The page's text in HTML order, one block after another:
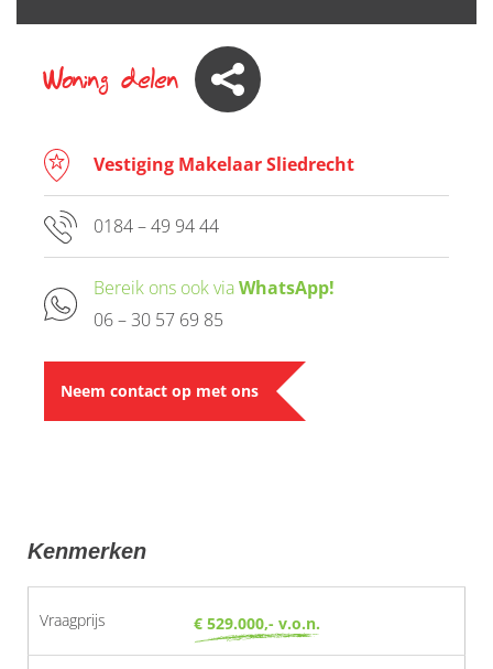
Woning delen
Vestiging Makelaar Sliedrecht
0184 – 49 94 44
Bereik ons ook viaWhatsApp!
06 – 30 57 69 85
Neem contact op met ons
Kenmerken
Vraagprijs € 529.000,- v.o.n.